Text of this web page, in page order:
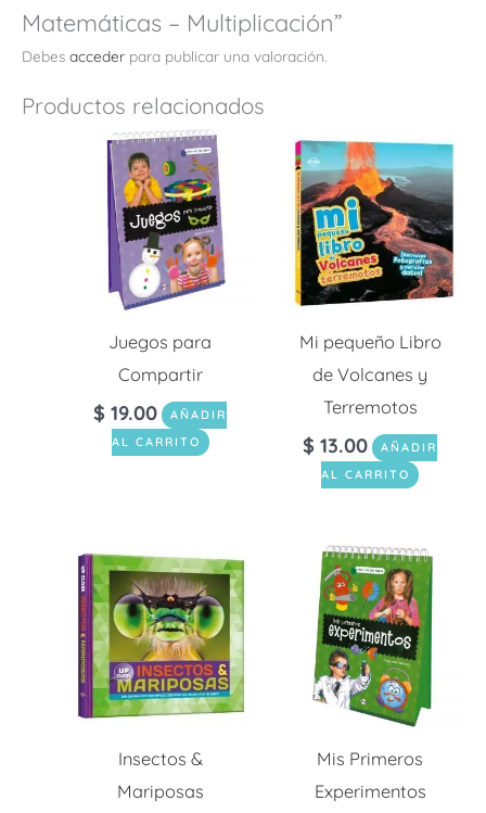
Matemáticas – Multiplicación”
Debes acceder para publicar una valoración.
Productos relacionados
Juegos para
Compartir
$ 19.00
AÑADIR
AL CARRITO
Mi pequeño Libro
de Volcanes y
Terremotos
$ 13.00
AÑADIR
AL CARRITO
Insectos &
Mariposas
Mis Primeros
Experimentos